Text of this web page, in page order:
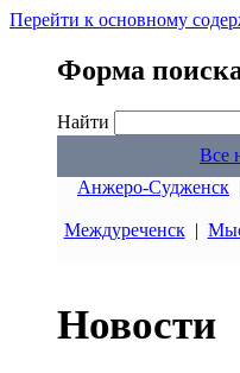
Перейти к основному
Форма
Найти
Все
Анжеро-Судженск
Междуреченск|
Новости